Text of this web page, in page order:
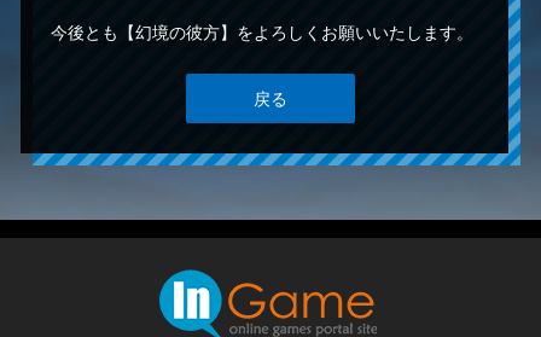
今後とも【幻境の彼方】をよろしくお願いいたします。
戻る